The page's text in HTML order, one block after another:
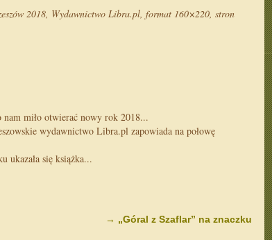
2018, Wydawnictwo Libra.pl, format 160×220, stron
nam miło otwierać nowy rok 2018...
wydawnictwo Libra.pl zapowiada na połowę
ukazała się książka...
→ „Góral z Szaflar” na znaczku